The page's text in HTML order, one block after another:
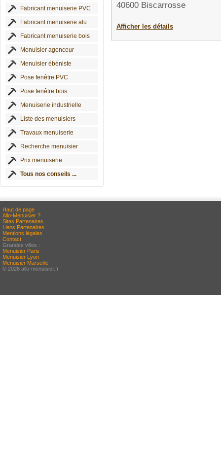
Fabricant menuiserie PVC
Fabricant menuiserie alu
Fabricant menuiserie bois
Menuisier agenceur
Menuisier ébéniste
Pose fenêtre PVC
Pose fenêtre bois
Menuiserie industrielle
Liste des menuisiers
Travaux menuiserie
Recherche menuisier
Prix menuiserie
Tous nos conseils ...
40600 Biscarrosse
Afficher les détails
Haut de page
Allo-Menuisier ?
Sites Partenaires
Liens Partenaires
Mentions légales
Contact
Grandes villes :
Menuisier Paris
Menuisier Lyon
Menuisier Marseille
© 2026 allo-menuisier.fr